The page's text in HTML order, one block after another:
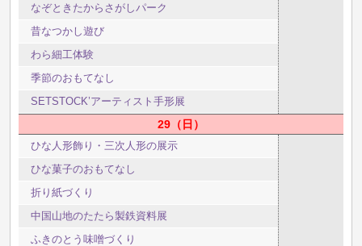
なぞときたからさがしパーク
昔なつかし遊び
わら細工体験
季節のおもてなし
SETSTOCK’アーティスト手形展
29 日
ひな人形飾り・三次人形の展示
ひな菓子のおもてなし
折り紙づくり
中国山地のたたら製鉄資料展
ふきのとう味噌づくり